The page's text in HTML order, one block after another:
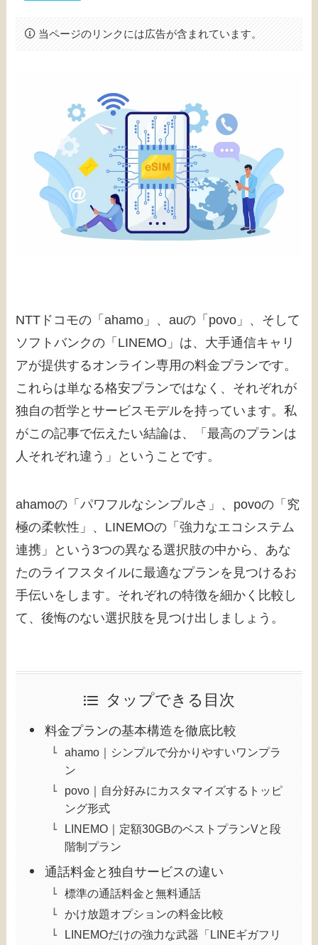
当ページのリンクには広告が含まれています。
NTTドコモの「ahamo」、auの「povo」、そして
ソフトバンクの「LINEMO」は、大手通信キャリ
アが提供するオンライン専用の料金プランです。
これらは単なる格安プランではなく、それぞれが
独自の哲学とサービスモデルを持っています。私
がこの記事で伝えたい結論は、「最高のプランは
人それぞれ違う」ということです。
ahamoの「パワフルなシンプルさ」、povoの「究
極の柔軟性」、LINEMOの「強力なエコシステム
連携」という3つの異なる選択肢の中から、あな
たのライフスタイルに最適なプランを見つけるお
手伝いをします。それぞれの特徴を細かく比較し
て、後悔のない選択肢を見つけ出しましょう。
タップできる目次
料金プランの基本構造を徹底比較
ahamo｜シンプルで分かりやすいワンプラ
ン
povo｜自分好みにカスタマイズするトッピ
ング形式
LINEMO｜定額30GBのベストプランVと段
階制プラン
通話料金と独自サービスの違い
標準の通話料金と無料通話
かけ放題オプションの料金比較
LINEMOだけの強力な武器「LINEギガフリ